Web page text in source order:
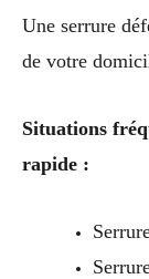
Une serrure
de votre
Situations
rapide :